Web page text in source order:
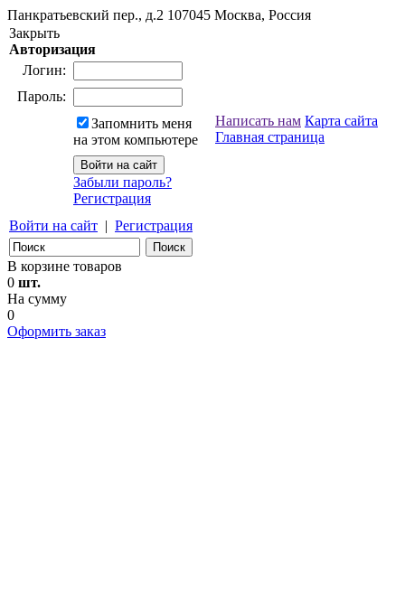
Панкратьевский пер., д.2 107045 Москва, Россия
Закрыть
Авторизация
Логин:
Пароль:
Запомнить меня
на этом компьютере
Забыли пароль?
Регистрация
Войти на сайт | Регистрация
Написать нам Карта сайта
Главная страница
В корзине товаров
0 шт.
На сумму
0
Оформить заказ